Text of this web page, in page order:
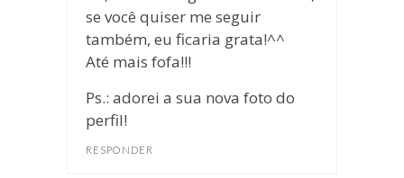
se você quiser me seguir
também, eu ficaria grata!^^
Até mais fofa!!!
Ps.: adorei a sua nova foto do
perfil!
RESPONDER